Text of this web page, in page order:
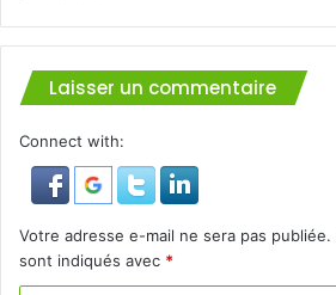
Laisser un commentaire
Connect with:
Votre adresse e-mail ne sera pas publiée.
sont indiqués avec *